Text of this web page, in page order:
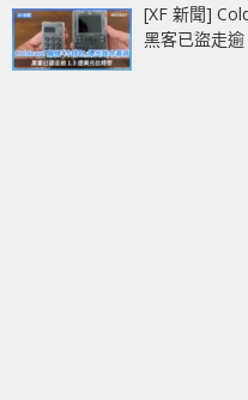
[XF 新聞]
黑客已盜走